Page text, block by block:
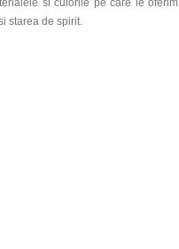
starea de spirit.